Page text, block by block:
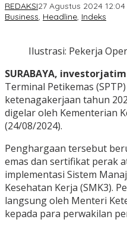
REDAKSI27 Agustus 2024 12:04
Business, Headline, Indeks
Ilustrasi: Pekerja
SURABAYA,
Terminal Petikemas
ketenagakerjaan tahun
digelar oleh Kementerian
(24/08/2024).
Penghargaan tersebut
emas dan sertifikat perak
implementasi Sistem
Kesehatan Kerja (SMK3).
langsung oleh Menteri
kepada para perwakilan